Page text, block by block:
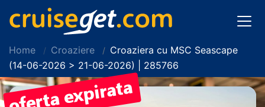
Home Croaziere
Croaziera cu MSC Seascape
(14-06-2026 > 21-06-2026) | 285766